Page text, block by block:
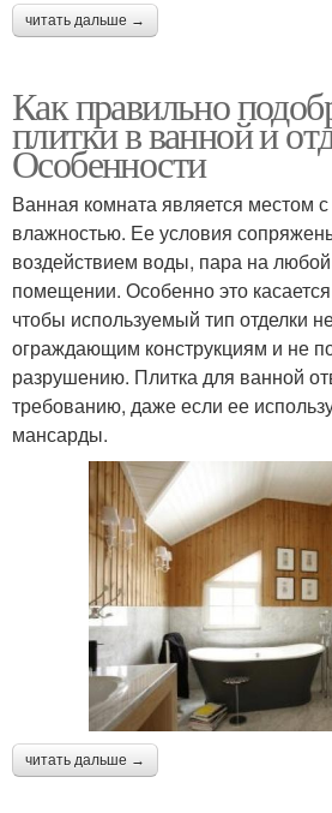
читать дальше →
Как правильно
плитки в ванной и
Особенности
Ванная комната является местом
влажностью. Ее условия
воздействием воды, пара на
помещении. Особенно это
чтобы используемый тип отделки
ограждающим конструкциям и не
разрушению. Плитка для ванной
требованию, даже если ее
мансарды.
читать дальше →